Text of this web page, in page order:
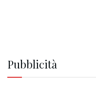
Pubblicità